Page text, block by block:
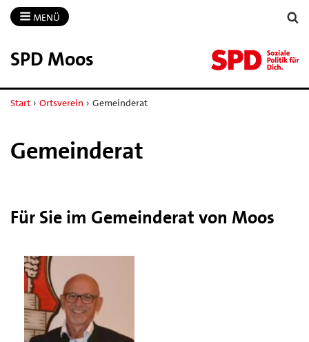
MENÜ
SPD Moos
Start › Ortsverein › Gemeinderat
Gemeinderat
Für Sie im Gemeinderat von Moos